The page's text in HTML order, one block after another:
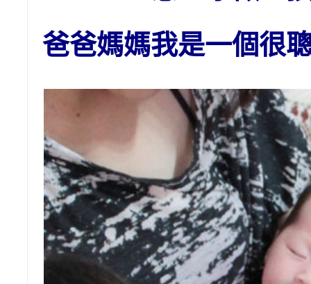
爸爸媽媽我是一個很